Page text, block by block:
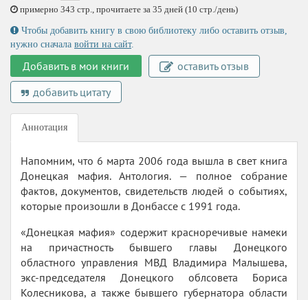
примерно 343 стр., прочитаете за 35 дней (10 стр./день)
Чтобы добавить книгу в свою библиотеку либо оставить отзыв,
нужно сначала войти на сайт.
Добавить в мои книги
оставить отзыв
добавить цитату
Аннотация
Напомним, что 6 марта 2006 года вышла в свет книга
Донецкая мафия. Антология. — полное собрание
фактов, документов, свидетельств людей о событиях,
которые произошли в Донбассе с 1991 года.
«Донецкая мафия» содержит красноречивые намеки
на причастность бывшего главы Донецкого
областного управления МВД Владимира Малышева,
экс-председателя Донецкого облсовета Бориса
Колесникова, а также бывшего губернатора области